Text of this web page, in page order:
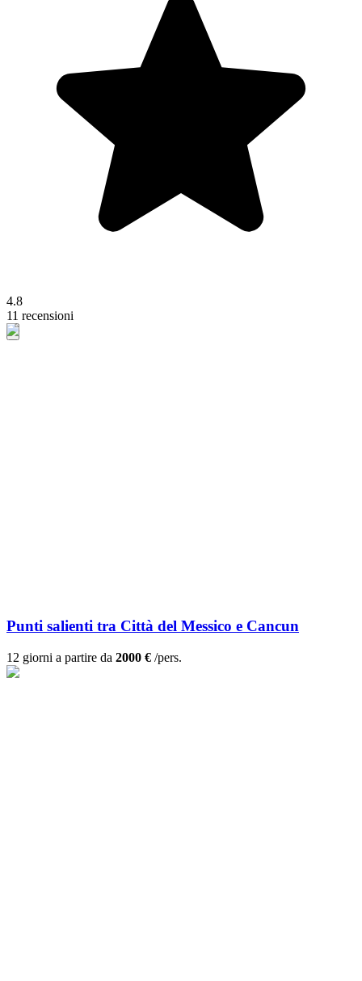
4.8
11 recensioni
Punti salienti tra Città del Messico e Cancun
12 giorni a partire da 2000 € /pers.